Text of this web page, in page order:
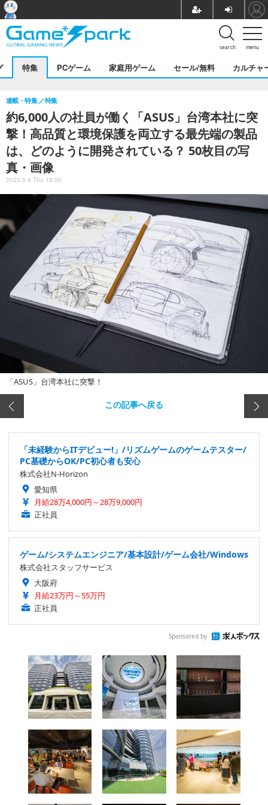
menu
search
特集 PCゲーム 家庭用ゲーム セール/無料 カルチャ
約6,000人の社員が働く「ASUS」台湾本社に突
撃！高品質と環境保護を両立する最先端の製品
は、どのように開発されている？ 50枚目の写
真・画像
連載・特集 特集
2023.5.4 Thu 18:00
「ASUS」台湾本社に突撃！
この記事へ戻る
「未経験からITデビュー!」/リズムゲームのゲームテスター/
PC基礎からOK/PC初心者も安心
株式会社N-Horizon
愛知県
月給28万4,000円～28万9,000円
正社員
ゲーム/システムエンジニア/基本設計/ゲーム会社/Windows
株式会社スタッフサービス
大阪府
月給23万円～55万円
正社員
Sponsored by